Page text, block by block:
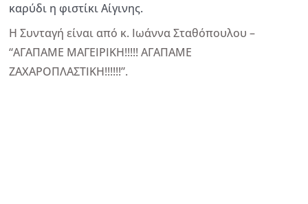
καρύδι η φιστίκι Αίγινης.
Η Συνταγή είναι από κ. Ιωάννα Σταθόπουλου –
“ΑΓΑΠΑΜΕ ΜΑΓΕΙΡΙΚΗ!!!!! ΑΓΑΠΑΜΕ
ΖΑΧΑΡΟΠΛΑΣΤΙΚΗ!!!!!!”.